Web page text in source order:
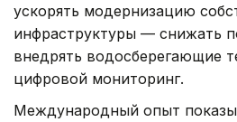
ускорять модернизацию
инфраструктуры — снижать
внедрять водосберегающие
цифровой мониторинг.
Международный опыт